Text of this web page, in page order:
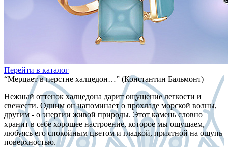
Перейти в каталог
“Мерцает в перстне халцедон…” (Константин Бальмонт)
Нежный оттенок халцедона дарит ощущение легкости и
свежести. Одним он напоминает о прохладе морской волны,
другим - о энергии живой природы. Этот камень словно
хранит в себе хорошее настроение, которое мы ощущаем,
любуясь его спокойным цветом и гладкой, приятной на ощупь
поверхностью.